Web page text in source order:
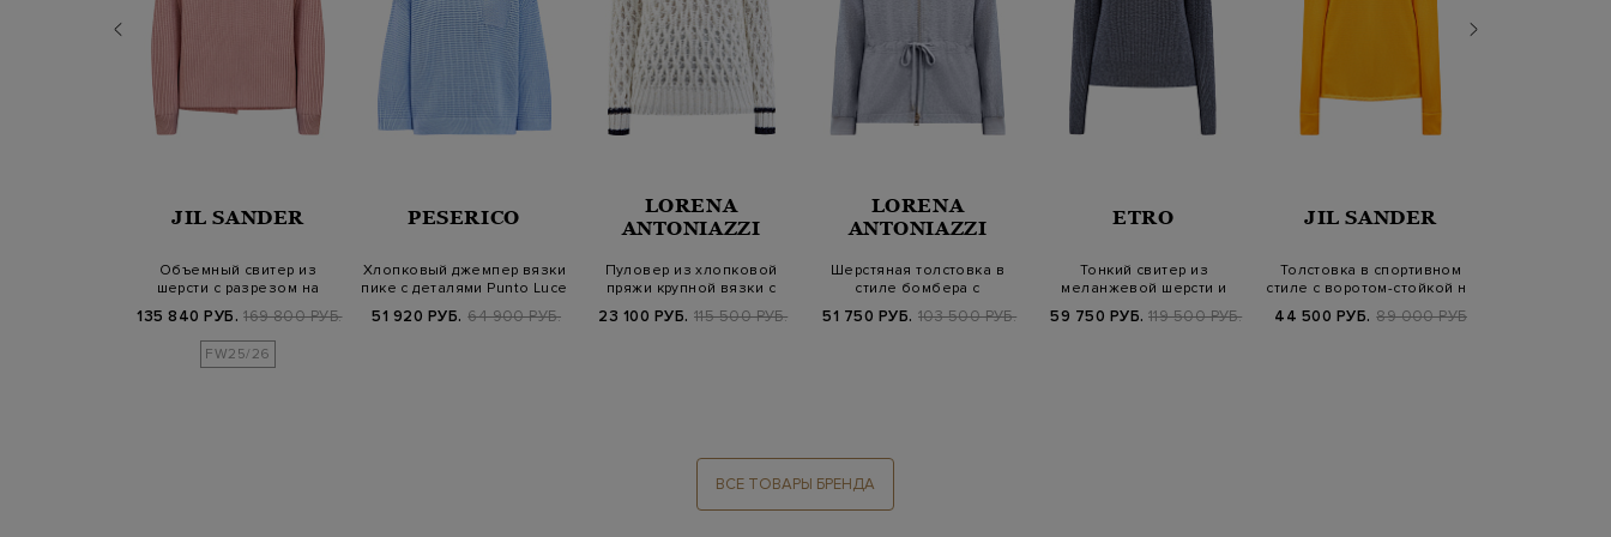
JIL SANDER
Объемный свитер из
шерсти с разрезом на
135 840 РУБ. 169 800 РУБ.
FW25/26
PESERICO
Хлопковый джемпер вязки
пике с деталями Punto Luce
51 920 РУБ. 64 900 РУБ.
LORENA
ANTONIAZZI
Пуловер из хлопковой
пряжи крупной вязки с
23 100 РУБ. 115 500 РУБ.
LORENA
ANTONIAZZI
Шерстяная толстовка в
стиле бомбера с
51 750 РУБ. 103 500 РУБ.
ETRO
Тонкий свитер из
меланжевой шерсти и
59 750 РУБ. 119 500 РУБ.
JIL SANDER
Толстовка в спортивном
стиле с воротом-стойкой на
44 500 РУБ. 89 000 РУБ.
ВСЕ ТОВАРЫ БРЕНДА